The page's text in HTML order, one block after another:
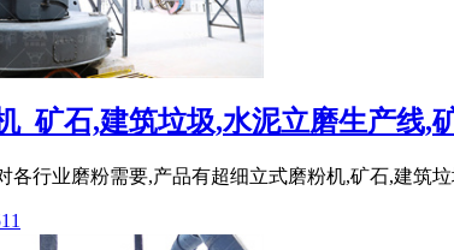
_矿石,建筑垃圾,水泥立磨生产线,
各行业磨粉需要,产品有超细立式磨粉机,矿石,建